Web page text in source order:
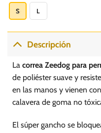
múltiples
variantes.
Las
opciones
pueden
elegir
en
página
S L
Descripción
La correa Zeedog para
de poliéster suave y
en las manos y vienen
calavera de goma no
El súper gancho se